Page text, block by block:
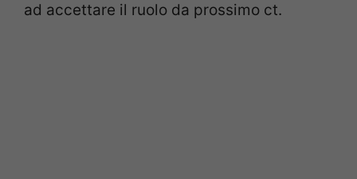
ad accettare il ruolo da prossimo ct.